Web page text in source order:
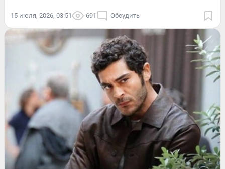
15 июля, 2026, 03:51 691 Обсудить